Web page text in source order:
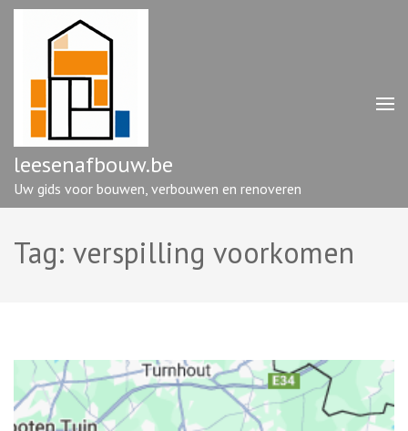
Ga
enter)
leesenafbouw.be
Uw gids voor bouwen, verbouwen en renoveren
Tag: verspilling voorkomen